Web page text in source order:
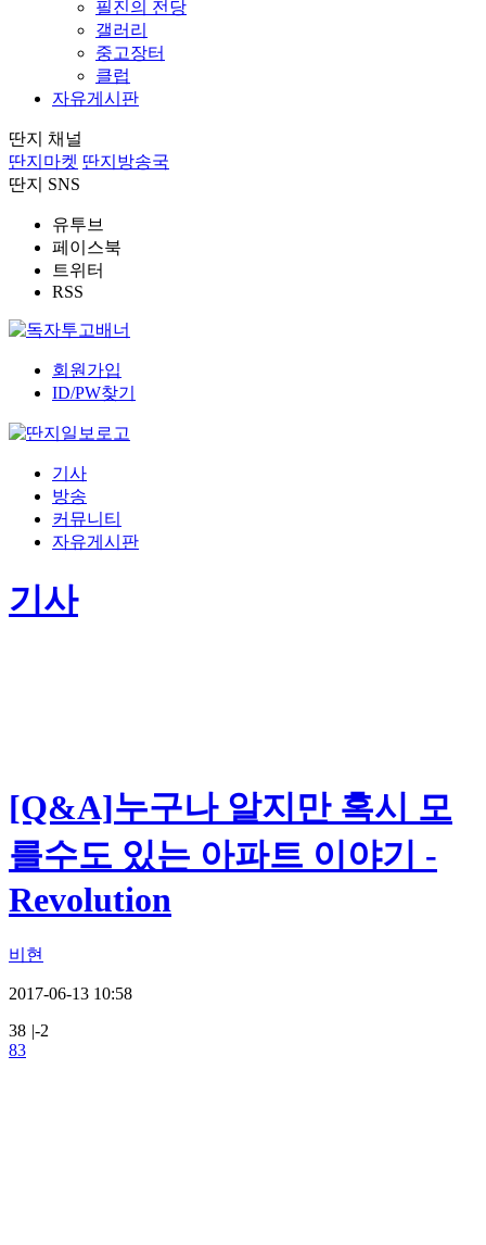
필진의 전당
갤러리
중고장터
클럽
자유게시판
딴지 채널
딴지마켓 딴지방송국
딴지 SNS
유투브
페이스북
트위터
RSS
회원가입
ID/PW찾기
기사
방송
커뮤니티
자유게시판
기사
[Q&A]누구나 알지만 혹시 모
를수도 있는 아파트 이야기 -
Revolution
비현
2017-06-13 10:58
38 |-2
83